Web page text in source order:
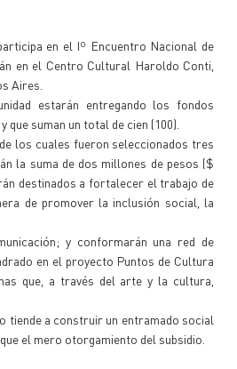
en el Iº Encuentro Nacional de
en el Centro Cultural Haroldo Conti,
Aires.
estarán entregando los fondos
suman un total de cien (100).
los cuales fueron seleccionados tres
la suma de dos millones de pesos ($
destinados a fortalecer el trabajo de
de promover la inclusión social, la
y conformarán una red de
en el proyecto Puntos de Cultura
que, a través del arte y la cultura,
tiende a construir un entramado social
el mero otorgamiento del subsidio.